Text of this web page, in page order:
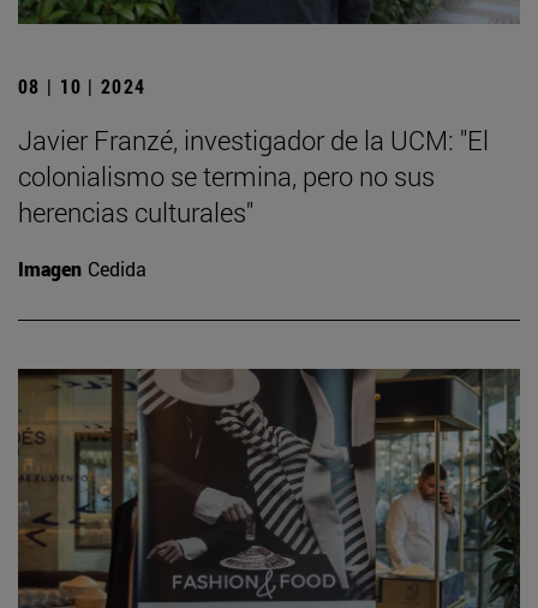
08 | 10 | 2024
Javier Franzé, investigador de la UCM: "El
colonialismo se termina, pero no sus
herencias culturales"
Imagen Cedida